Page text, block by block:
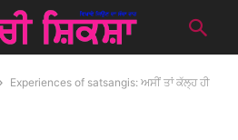
Experiences of satsangis: ਅਸੀਂ ਤਾਂ ਕੱਲ੍ਹ ਹੀ